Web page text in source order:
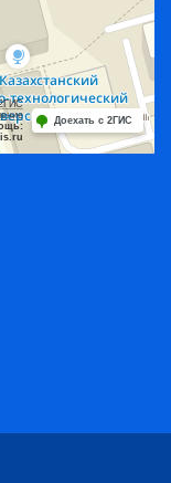
Доехать с 2ГИС